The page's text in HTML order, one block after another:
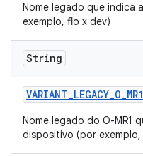
Nome legado que indica
exemplo, flo x dev)
String
VARIANT_LEGACY_O_MR1
Nome legado do O-MR1
dispositivo (por